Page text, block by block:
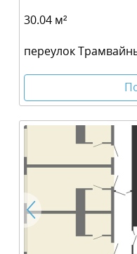
30.04 м²
переулок